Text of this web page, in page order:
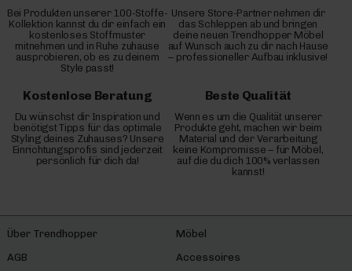
Bei Produkten unserer 100-Stoffe-
Kollektion kannst du dir einfach ein
kostenloses Stoffmuster
mitnehmen und in Ruhe zuhause
ausprobieren, ob es zu deinem
Style passt!
Unsere Store-Partner nehmen dir
das Schleppen ab und bringen
deine neuen Trendhopper Möbel
auf Wunsch auch zu dir nach Hause
– professioneller Aufbau inklusive!
Kostenlose Beratung
Du wünschst dir Inspiration und
benötigst Tipps für das optimale
Styling deines Zuhauses? Unsere
Einrichtungsprofis sind jederzeit
persönlich für dich da!
Beste Qualität
Wenn es um die Qualität unserer
Produkte geht, machen wir beim
Material und der Verarbeitung
keine Kompromisse – für Möbel,
auf die du dich 100% verlassen
kannst!
Über Trendhopper
AGB
Möbel
Accessoires